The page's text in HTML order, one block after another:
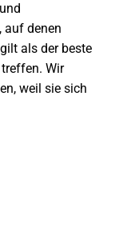
auf denen
als der beste
Wir
weil sie sich